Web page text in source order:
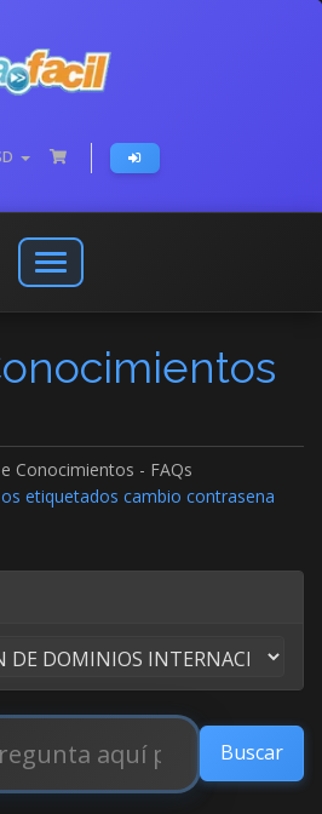
Abrir
o
menú
de
Conocimientos - FAQs
etiquetados cambio contrasena